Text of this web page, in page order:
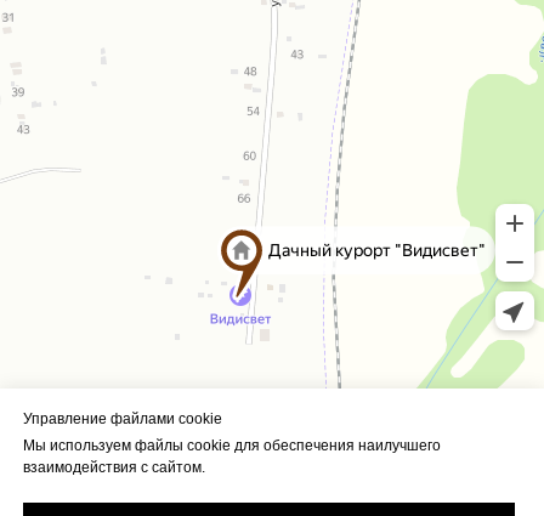
Викторовна
Управление файлами cookie
Мы используем файлы cookie для обеспечения наилучшего
взаимодействия с сайтом.